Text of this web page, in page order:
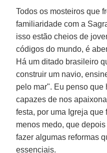
Todos os mosteiros que
familiaridade com a
isso estão cheios de
códigos do mundo, é
Há um ditado brasileiro
construir um navio,
pelo mar". Eu penso que
capazes de nos
festa, por uma Igreja
menos medo, que
fazer algumas reformas
essenciais.